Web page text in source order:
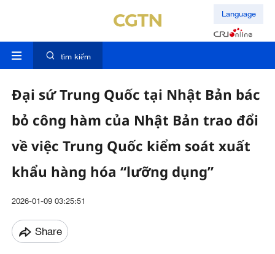
Language
tìm kiếm
Đại sứ Trung Quốc tại Nhật Bản bác
bỏ công hàm của Nhật Bản trao đổi
về việc Trung Quốc kiểm soát xuất
khẩu hàng hóa “lưỡng dụng”
2026-01-09 03:25:51
Share